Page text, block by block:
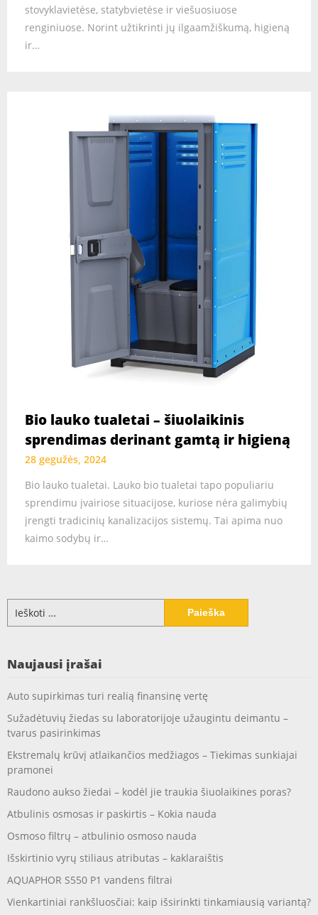
stovyklavietėse, statybvietėse ir viešuosiuose
renginiuose. Norint užtikrinti jų ilgaamžiškumą, higieną
ir…
Bio lauko tualetai – šiuolaikinis
sprendimas derinant gamtą ir higieną
28 gegužės, 2024
Bio lauko tualetai. Lauko bio tualetai tapo populiariu
sprendimu įvairiose situacijose, kuriose nėra galimybių
įrengti tradicinių kanalizacijos sistemų. Tai apima nuo
kaimo sodybų ir…
Ieškoti:
Naujausi įrašai
Auto supirkimas turi realią finansinę vertę
Sužadėtuvių žiedas su laboratorijoje užaugintu deimantu –
tvarus pasirinkimas
Ekstremalų krūvį atlaikančios medžiagos – Tiekimas sunkiajai
pramonei
Raudono aukso žiedai – kodėl jie traukia šiuolaikines poras?
Atbulinis osmosas ir paskirtis – Kokia nauda
Osmoso filtrų – atbulinio osmoso nauda
Išskirtinio vyrų stiliaus atributas – kaklaraištis
AQUAPHOR S550 P1 vandens filtrai
Vienkartiniai rankšluosčiai: kaip išsirinkti tinkamiausią variantą?